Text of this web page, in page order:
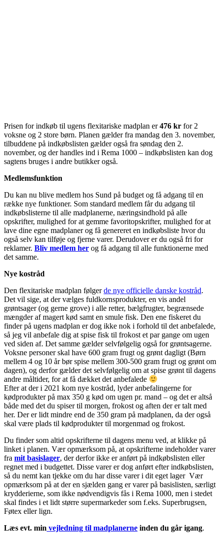
Prisen for indkøb til ugens flexitariske madplan er476 kr for 2
voksne og 2 store børn. Planen gælder fra mandag den 3. november,
tilbuddene på indkøbslisten gælder også fra søndag den 2.
november, og der handles ind i Rema 1000 – indkøbslisten kan dog
sagtens bruges i andre butikker også.
Medlemsfunktion
Du kan nu blive medlem hos Sund på budget og få adgang til en
række nye funktioner. Som standard medlem får du adgang til
indkøbslisterne til alle madplanerne, næringsindhold på alle
opskrifter, mulighed for at gemme favoritopskrifter, mulighed for at
lave dine egne madplaner og få genereret en indkøbsliste hvor du
også selv kan tilføje og fjerne varer. Derudover er du også fri for
reklamer. Bliv medlem her og få adgang til alle funktionerne med
det samme.
Nye kostråd
Den flexitariske madplan følgerde nye officielle danske kostråd.
Det vil sige, at der vælges fuldkornsprodukter, en vis andel
grøntsager (og gerne grove) i alle retter, bælgfrugter, begrænsede
mængder af magert kød samt en smule fisk. Den ene fiskeret du
finder på ugens madplan er dog ikke nok i forhold til det anbefalede,
så jeg vil anbefale dig at spise fisk til frokost et par gange om ugen
ved siden af. Det samme gælder selvfølgelig også for grøntsagerne.
Voksne personer skal have 600 gram frugt og grønt dagligt (Børn
mellem 4 og 10 år bør spise mellem 300-500 gram frugt og grønt om
dagen), og derfor gælder det selvfølgelig om at spise grønt til dagens
andre måltider, for at få dækket det anbefalede
Efter at der i 2021 kom nye kostråd, lyder anbefalingerne for
kødprodukter på max 350 g kød om ugen pr. mand – og det er altså
både med det du spiser til morgen, frokost og aften der er talt med
her. Der er lidt mindre end de 350 gram på madplanen, da der også
skal være plads til kødprodukter til morgenmad og frokost.
Du finder som altid opskrifterne til dagens menu ved, at klikke på
linket i planen. Vær opmærksom på, at opskrifterne indeholder varer
fra mit basislager, der derfor ikke er anført på indkøbslisten eller
regnet med i budgettet. Disse varer er dog anført efter indkøbslisten,
så du nemt kan tjekke om du har disse varer i dit eget lager Vær
opmærksom på at der en sjælden gang er varer på basislisten, særligt
krydderierne, som ikke nødvendigvis fås i Rema 1000, men i stedet
skal findes i et lidt større supermarkeder som f.eks. Superbrugsen,
Føtex eller lign.
Læs evt. min vejledning til madplanerne inden du går igang.